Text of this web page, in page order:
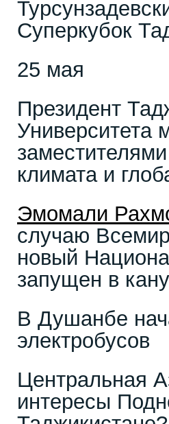
Суперкубок
25 мая
Президент
климата и
Эмомали
случаю
новый
запущен в
В Душанбе
электробусов
Центральная
интересы